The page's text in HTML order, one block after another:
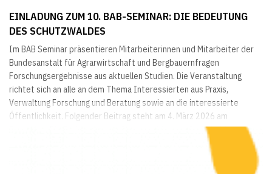
EINLADUNG ZUM 10. BAB-SEMINAR: DIE BEDEUTUNG
DES SCHUTZWALDES
Im BAB Seminar präsentieren Mitarbeiterinnen und Mitarbeiter der
Bundesanstalt für Agrarwirtschaft und Bergbauernfragen
Forschungsergebnisse aus aktuellen Studien. Die Veranstaltung
richtet sich an alle an dem Thema Interessierten aus Praxis,
Verwaltung Forschung und Beratung sowie an die interessierte
Öffentlichkeit. Folgender Beitrag steht am 4. März 2026 am
Programm: Die Bedeutung des Schutzwaldes aus Stakeholder-
Perspektive in vier ausgewählten Regionen Ergebnispräsentation